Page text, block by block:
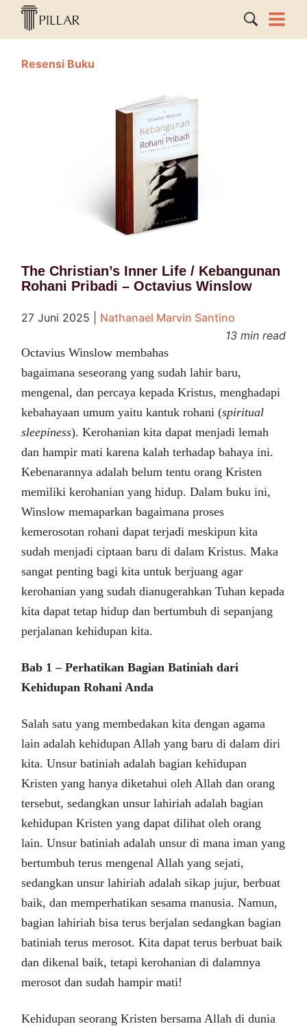
Resensi Buku
The Christian’s Inner Life / Kebangunan
Rohani Pribadi – Octavius Winslow
27 Juni 2025
Nathanael Marvin Santino
13 min read
Octavius Winslow membahas
bagaimana seseorang yang sudah lahir baru,
mengenal, dan percaya kepada Kristus, menghadapi
kebahayaan umum yaitu kantuk rohani (spiritual
sleepiness). Kerohanian kita dapat menjadi lemah
dan hampir mati karena kalah terhadap bahaya ini.
Kebenarannya adalah belum tentu orang Kristen
memiliki kerohanian yang hidup. Dalam buku ini,
Winslow memaparkan bagaimana proses
kemerosotan rohani dapat terjadi meskipun kita
sudah menjadi ciptaan baru di dalam Kristus. Maka
sangat penting bagi kita untuk berjuang agar
kerohanian yang sudah dianugerahkan Tuhan kepada
kita dapat tetap hidup dan bertumbuh di sepanjang
perjalanan kehidupan kita.
Bab 1 – Perhatikan Bagian Batiniah dari
Kehidupan Rohani Anda
Salah satu yang membedakan kita dengan agama
lain adalah kehidupan Allah yang baru di dalam diri
kita. Unsur batiniah adalah bagian kehidupan
Kristen yang hanya diketahui oleh Allah dan orang
tersebut, sedangkan unsur lahiriah adalah bagian
kehidupan Kristen yang dapat dilihat oleh orang
lain. Unsur batiniah adalah unsur di mana iman yang
bertumbuh terus mengenal Allah yang sejati,
sedangkan unsur lahiriah adalah sikap jujur, berbuat
baik, dan memperhatikan sesama manusia. Namun,
bagian lahiriah bisa terus berjalan sedangkan bagian
batiniah terus merosot. Kita dapat terus berbuat baik
dan dikenal baik, tetapi kerohanian di dalamnya
merosot dan sudah hampir mati!
Kehidupan seorang Kristen bersama Allah di dunia